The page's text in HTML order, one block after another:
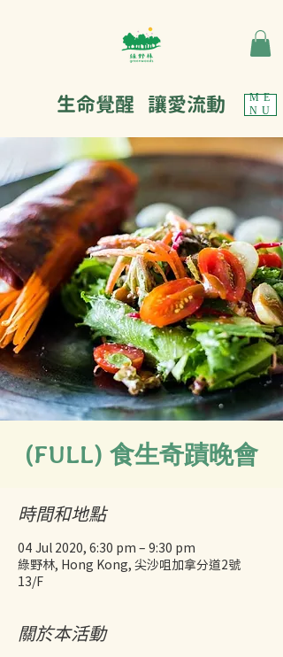
ME
NU
生命覺醒 讓愛流動
(FULL) 食生奇蹟晚會
時間和地點
04 Jul 2020, 6:30 pm – 9:30 pm
綠野林, Hong Kong, 尖沙咀加拿分道2號
13/F
關於本活動